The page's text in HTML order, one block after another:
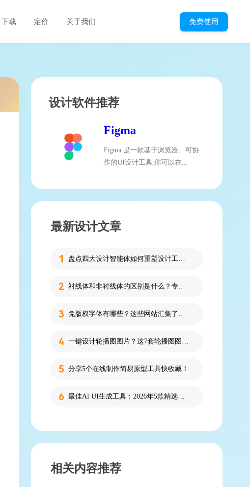
下载 定价 关于我们 免费使用
设计软件推荐
Figma
Figma 是一款基于浏览器、可协
作的UI设计工具,你可以在...
最新设计文章
盘点四大设计智能体如何重塑设计工作流
衬线体和非衬线体的区别是什么？专为设计新人解答！
免版权字体有哪些？这些网站汇集了近百款免版权字体！
一键设计轮播图图片？这7套轮播图图片资源快收藏！
分享5个在线制作简易原型工具快收藏！
最佳AI UI生成工具：2026年5款精选，新手零代码快速制作界面
相关内容推荐